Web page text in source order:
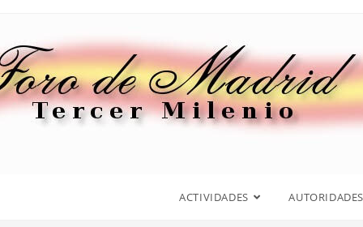
ACTIVIDADES AUTORIDADES